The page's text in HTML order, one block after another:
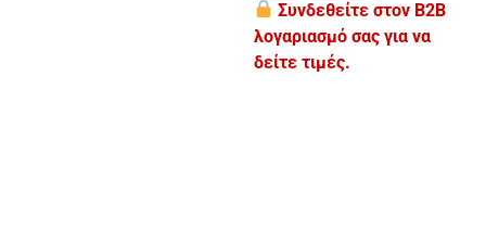
Συνδεθείτε στον B2B
λογαριασμό σας για να
δείτε τιμές.